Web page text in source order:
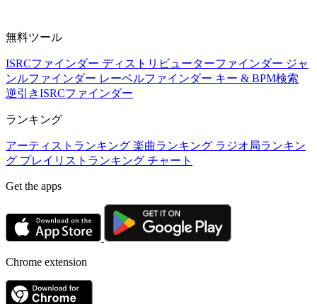
無料ツール
ISRCファインダー ディストリビューターファインダー ジャ
ンルファインダー レーベルファインダー キー & BPM検索
逆引きISRCファインダー
ランキング
アーティストランキング 楽曲ランキング ラジオ局ランキン
グ プレイリストランキング チャート
Get the apps
Chrome extension